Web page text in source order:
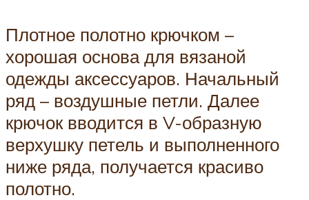
Плотное полотно крючком –
хорошая основа для вязаной
одежды аксессуаров. Начальный
ряд – воздушные петли. Далее
крючок вводится в V-образную
верхушку петель и выполненного
ниже ряда, получается красиво
полотно.